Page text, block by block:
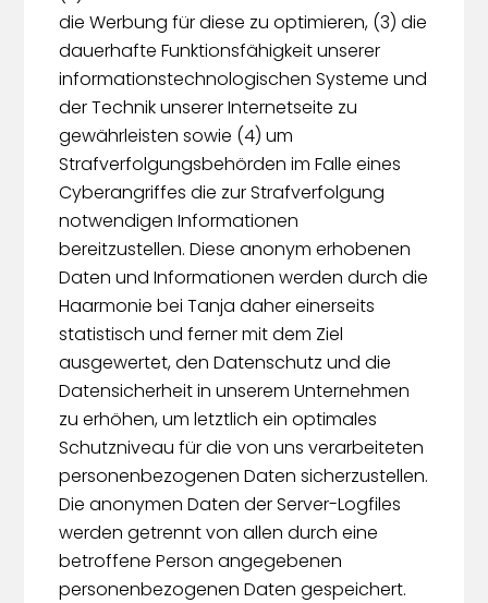
die Werbung für diese zu optimieren, (3) die
dauerhafte Funktionsfähigkeit unserer
informationstechnologischen Systeme und
der Technik unserer Internetseite zu
gewährleisten sowie (4) um
Strafverfolgungsbehörden im Falle eines
Cyberangriffes die zur Strafverfolgung
notwendigen Informationen
bereitzustellen. Diese anonym erhobenen
Daten und Informationen werden durch die
Haarmonie bei Tanja daher einerseits
statistisch und ferner mit dem Ziel
ausgewertet, den Datenschutz und die
Datensicherheit in unserem Unternehmen
zu erhöhen, um letztlich ein optimales
Schutzniveau für die von uns verarbeiteten
personenbezogenen Daten sicherzustellen.
Die anonymen Daten der Server-Logfiles
werden getrennt von allen durch eine
betroffene Person angegebenen
personenbezogenen Daten gespeichert.